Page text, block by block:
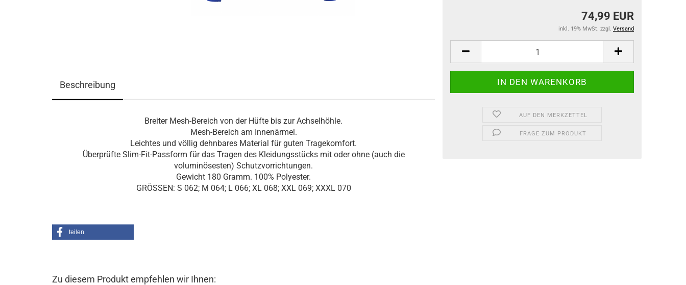
74,99 EUR
inkl. 19% MwSt. zzgl. Versand
AUF DEN MERKZETTEL
FRAGE ZUM PRODUKT
Beschreibung
Breiter Mesh-Bereich von der Hüfte bis zur Achselhöhle.
Mesh-Bereich am Innenärmel.
Leichtes und völlig dehnbares Material für guten Tragekomfort.
Überprüfte Slim-Fit-Passform für das Tragen des Kleidungsstücks mit oder ohne (auch die
voluminösesten) Schutzvorrichtungen.
Gewicht 180 Gramm. 100% Polyester.
GRÖSSEN: S 062; M 064; L 066; XL 068; XXL 069; XXXL 070
teilen
Zu diesem Produkt empfehlen wir Ihnen: